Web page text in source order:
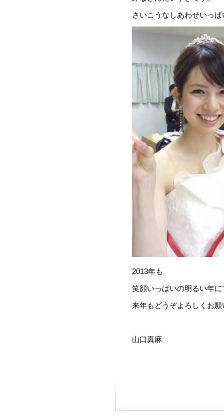
さいこうなしあわせいっ
2013年も
笑顔いっぱいの明るい年
来年もどうぞよろしくお
山口真麻